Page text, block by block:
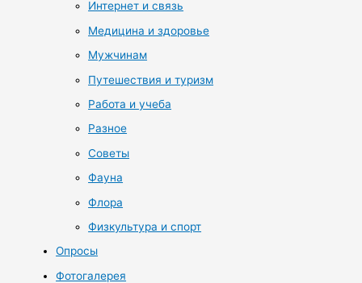
Интернет и связь
Медицина и здоровье
Мужчинам
Путешествия и туризм
Работа и учеба
Разное
Советы
Фауна
Флора
Физкультура и спорт
Опросы
Фотогалерея